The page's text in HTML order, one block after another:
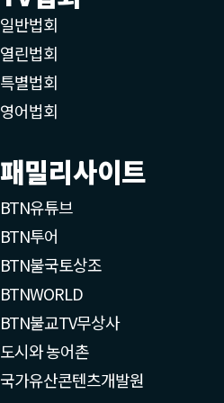
일반법회
열린법회
특별법회
영어법회
패밀리사이트
BTN유튜브
BTN투어
BTN불국토상조
BTNWORLD
BTN불교TV무상사
도시와 농어촌
국가유산콘텐츠개발원